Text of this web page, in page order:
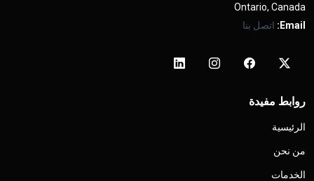
Ontario, Canada
Email: اتصل بنا
روابط مفيدة
الرئيسية
من نحن
الخدمات